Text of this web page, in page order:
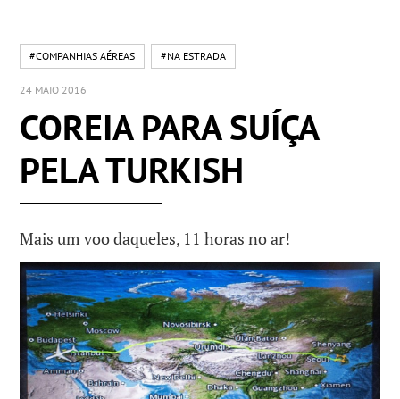
#COMPANHIAS AÉREAS #NA ESTRADA
24 MAIO 2016
COREIA PARA SUÍÇA
PELA TURKISH
Mais um voo daqueles, 11 horas no ar!